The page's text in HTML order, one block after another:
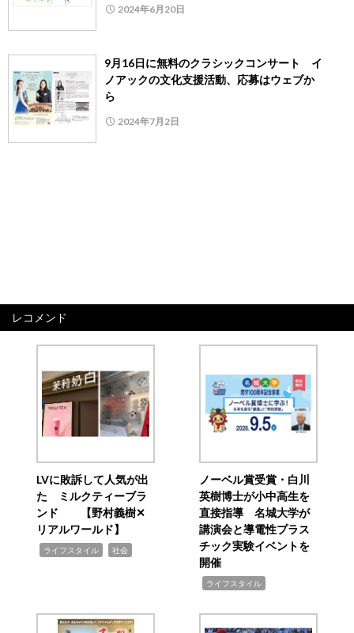
2024年6月20日
9月16日に無料のクラシックコンサート イ
ノアックの文化支援活動、応募はウェブか
ら
2024年7月2日
レコメンド
LVに敗訴して人気が出
た ミルクティーブラ
ンド 【野村義樹✕
リアルワールド】
ライフスタイル 社会
ノーベル賞受賞・白川
英樹博士が小中高生を
直接指導 名城大学が
講演会と導電性プラス
チック実験イベントを
開催
ライフスタイル